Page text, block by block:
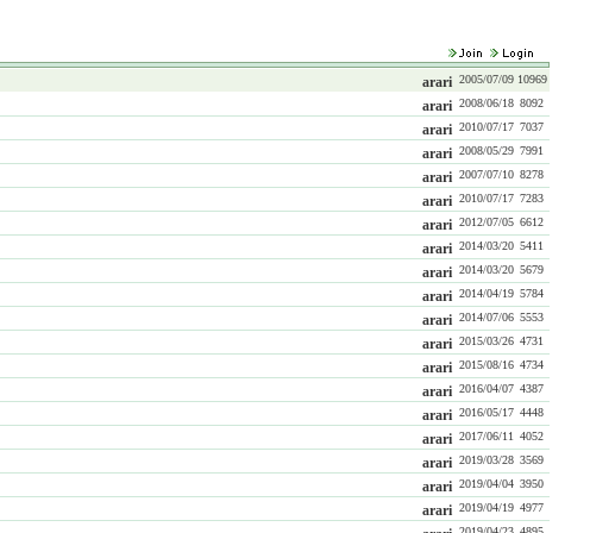
arari 2005/07/09 10969
arari 2008/06/18 8092
arari 2010/07/17 7037
arari 2008/05/29 7991
arari 2007/07/10 8278
arari 2010/07/17 7283
arari 2012/07/05 6612
arari 2014/03/20 5411
arari 2014/03/20 5679
arari 2014/04/19 5784
arari 2014/07/06 5553
arari 2015/03/26 4731
arari 2015/08/16 4734
arari 2016/04/07 4387
arari 2016/05/17 4448
arari 2017/06/11
4052
arari 2019/03/28 3569
arari 2019/04/04 3950
arari 2019/04/19 4977